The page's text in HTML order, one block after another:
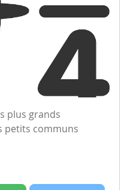
plus grands
petits communs